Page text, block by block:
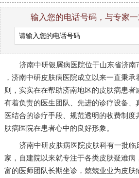
输入您的电话号码，与专家
济南中研银屑病医院位于山东省济南
，济南中研皮肤病医院成立以来一直秉承
则，实实在在帮助济南地区的皮肤病患者
有着负责的医生团队、先进的诊疗设备、
医结合的诊疗手段、规范透明的收费制度
肤病医院在患者心中的良好形象。
济南中研皮肤病医院皮肤科有一批临
家，自建院以来就专注于各类皮肤疑难病
富的医师团队长期坐诊，兢兢业业为皮肤